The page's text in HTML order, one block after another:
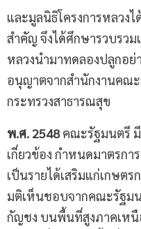
และมูลนิธิโครงการหลวง
สำคัญ จึงได้ศึกษารวบรว
หลวงนำมาทดลองปลูกอย่
อนุญาตจากสำนักงานคณะ
กระทรวงสาธารณสุข
พ.ศ. 2548คณะรัฐมนตรี
เกี่ยวข้อง กำหนดมาตรก
เป็นรายได้เสริมแก่เกษต
มติเห็นชอบจากคณะรัฐม
กัญชง บนพื้นที่สูงภาคเหนื